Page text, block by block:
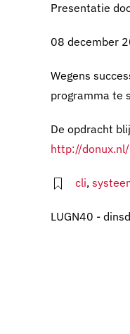
Presentatie
08 december
Wegens
programma te
De opdracht
http://
cli,
LUGN40 -